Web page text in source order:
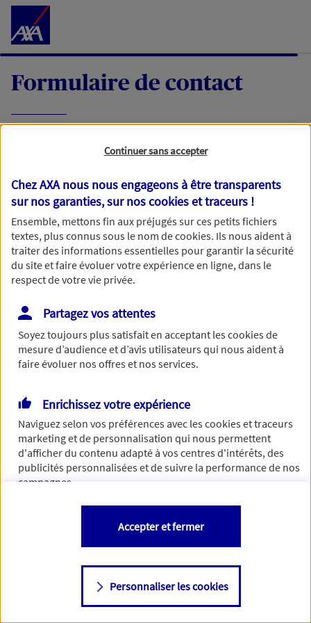
Accéder au Contenu
Formulaire de contact
demande, nous vous répondrons dans les
meilleurs délais par mail ou par téléphone.
Votre message :
Vous disposez de droits sur les informations vous concernant. Pour
plus d’informations,cliquez ici.
Continuer sans accepter
Chez AXA nous nous engageons à être transparents
sur nos garanties, sur noscookies et traceurs !
Ensemble, mettons fin aux préjugés sur ces petits fichiers
textes, plus connus sous le nom decookies. Ils nous aident à
traiter des informations essentielles pour garantir la sécurité
du site et faire évoluer votre expérience en ligne, dans le
respect de votre vie privée.
Partagez vos attentes
Soyez toujours plus satisfait en acceptant lescookiesde
mesure d’audience et d’avis utilisateurs qui nous aident à
faire évoluer nos offres et nos services.
Enrichissez votre expérience
Naviguez selon vos préférences avec lescookies et traceurs
marketing et de personnalisation qui nous permettent
d'afficher du contenu adapté à vos centres d'intérêts, des
publicités personnalisées et de suivre la performance de nos
campagnes.
Vous êtes libre de les accepter, de les refuser comme de
changer d'avis à tout moment en allant sur
Consulter notre politique decookies
Personnaliser les cookies
Accepter et fermer